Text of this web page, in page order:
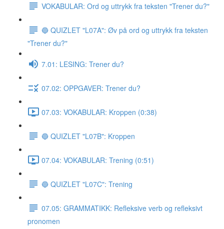
VOKABULAR: Ord og uttrykk fra teksten "Trener du?"
🔵 QUIZLET "L07A": Øv på ord og uttrykk fra teksten
"Trener du?"
7.01: LESING: Trener du?
07.02: OPPGAVER: Trener du?
07.03: VOKABULAR: Kroppen (0:38)
🔵 QUIZLET "L07B": Kroppen
07.04: VOKABULAR: Trening (0:51)
🔵 QUIZLET "L07C": Trening
07.05: GRAMMATIKK: Refleksive verb og refleksivt
pronomen